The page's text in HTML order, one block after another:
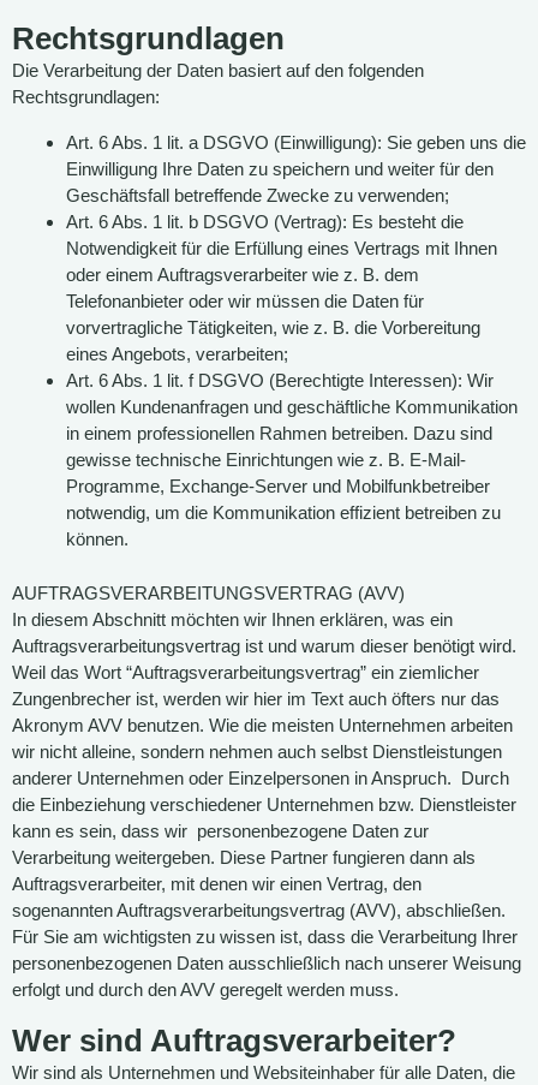
Rechtsgrundlagen
Die Verarbeitung der Daten basiert auf den folgenden
Rechtsgrundlagen:
Art. 6 Abs. 1 lit. a DSGVO (Einwilligung): Sie geben uns die
Einwilligung Ihre Daten zu speichern und weiter für den
Geschäftsfall betreffende Zwecke zu verwenden;
Art. 6 Abs. 1 lit. b DSGVO (Vertrag): Es besteht die
Notwendigkeit für die Erfüllung eines Vertrags mit Ihnen
oder einem Auftragsverarbeiter wie z. B. dem
Telefonanbieter oder wir müssen die Daten für
vorvertragliche Tätigkeiten, wie z. B. die Vorbereitung
eines Angebots, verarbeiten;
Art. 6 Abs. 1 lit. f DSGVO (Berechtigte Interessen): Wir
wollen Kundenanfragen und geschäftliche Kommunikation
in einem professionellen Rahmen betreiben. Dazu sind
gewisse technische Einrichtungen wie z. B. E-Mail-
Programme, Exchange-Server und Mobilfunkbetreiber
notwendig, um die Kommunikation effizient betreiben zu
können.
AUFTRAGSVERARBEITUNGSVERTRAG (AVV)
In diesem Abschnitt möchten wir Ihnen erklären, was ein
Auftragsverarbeitungsvertrag ist und warum dieser benötigt wird.
Weil das Wort “Auftragsverarbeitungsvertrag” ein ziemlicher
Zungenbrecher ist, werden wir hier im Text auch öfters nur das
Akronym AVV benutzen. Wie die meisten Unternehmen arbeiten
wir nicht alleine, sondern nehmen auch selbst Dienstleistungen
anderer Unternehmen oder Einzelpersonen in Anspruch. Durch
die Einbeziehung verschiedener Unternehmen bzw. Dienstleister
kann es sein, dass wir personenbezogene Daten zur
Verarbeitung weitergeben. Diese Partner fungieren dann als
Auftragsverarbeiter, mit denen wir einen Vertrag, den
sogenannten Auftragsverarbeitungsvertrag (AVV), abschließen.
Für Sie am wichtigsten zu wissen ist, dass die Verarbeitung Ihrer
personenbezogenen Daten ausschließlich nach unserer Weisung
erfolgt und durch den AVV geregelt werden muss.
Wer sind Auftragsverarbeiter?
Wir sind als Unternehmen und Websiteinhaber für alle Daten, die